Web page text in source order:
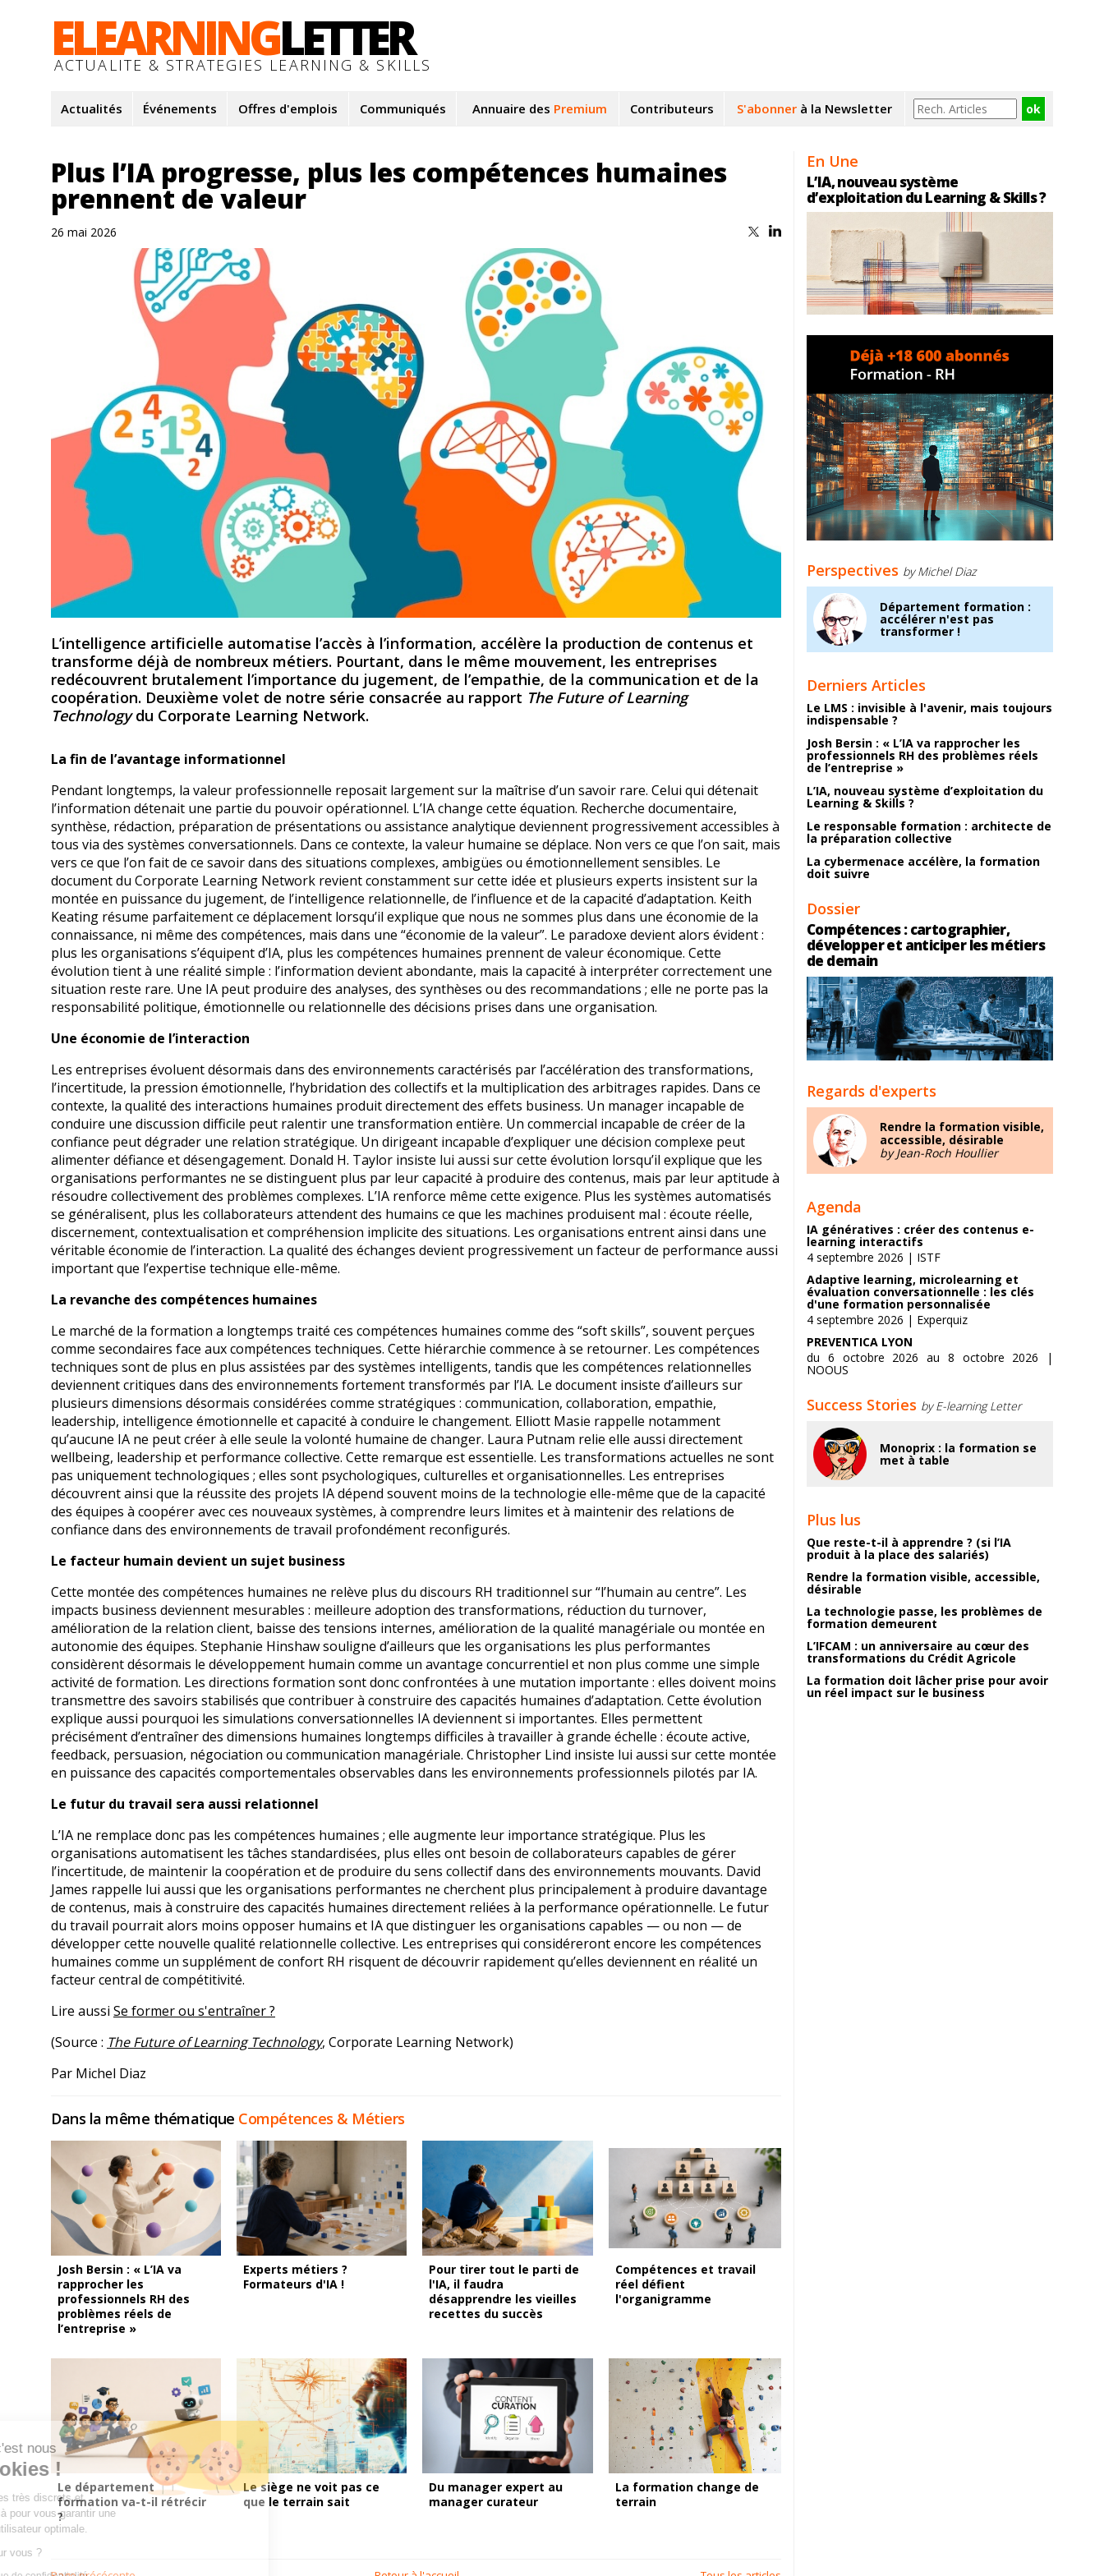
Bonjour, c'est nous
les Cookies !
Nous sommes très discrets et
uniquement là pour vous garantir une
expérience utilisateur optimale.
C'est OK pour vous ?
ELEARNINGLETTER
ACTUALITE & STRATEGIES LEARNING & SKILLS
Actualités Événements Offres d'emplois Communiqués Annuaire des Premium Contributeurs S'abonner à la Newsletter
Plus l’IA progresse, plus les compétences humaines
prennent de valeur
26 mai 2026
L’intelligence artificielle automatise l’accès à l’information, accélère la production de contenus et
transforme déjà de nombreux métiers. Pourtant, dans le même mouvement, les entreprises
redécouvrent brutalement l’importance du jugement, de l’empathie, de la communication et de la
coopération. Deuxième volet de notre série consacrée au rapport The Future of Learning
Technologydu Corporate Learning Network.
La fin de l’avantage informationnel
Pendant longtemps, la valeur professionnelle reposait largement sur la maîtrise d’un savoir rare. Celui qui détenait
l’information détenait une partie du pouvoir opérationnel. L’IA change cette équation. Recherche documentaire,
synthèse, rédaction, préparation de présentations ou assistance analytique deviennent progressivement accessibles à
tous via des systèmes conversationnels. Dans ce contexte, la valeur humaine se déplace. Non vers ce que l’on sait, mais
vers ce que l’on fait de ce savoir dans des situations complexes, ambigües ou émotionnellement sensibles. Le
document du Corporate Learning Network revient constamment sur cette idée et plusieurs experts insistent sur la
montée en puissance du jugement, de l’intelligence relationnelle, de l’influence et de la capacité d’adaptation. Keith
Keating résume parfaitement ce déplacement lorsqu’il explique que nous ne sommes plus dans une économie de la
connaissance, ni même des compétences, mais dans une “économie de la valeur”. Le paradoxe devient alors évident :
plus les organisations s’équipent d’IA, plus les compétences humaines prennent de valeur économique. Cette
évolution tient à une réalité simple : l’information devient abondante, mais la capacité à interpréter correctement une
situation reste rare. Une IA peut produire des analyses, des synthèses ou des recommandations ; elle ne porte pas la
responsabilité politique, émotionnelle ou relationnelle des décisions prises dans une organisation.
Une économie de l’interaction
Les entreprises évoluent désormais dans des environnements caractérisés par l’accélération des transformations,
l’incertitude, la pression émotionnelle, l’hybridation des collectifs et la multiplication des arbitrages rapides. Dans ce
contexte, la qualité des interactions humaines produit directement des effets business. Un manager incapable de
conduire une discussion difficile peut ralentir une transformation entière. Un commercial incapable de créer de la
confiance peut dégrader une relation stratégique. Un dirigeant incapable d’expliquer une décision complexe peut
alimenter défiance et désengagement. Donald H. Taylor insiste lui aussi sur cette évolution lorsqu’il explique que les
organisations performantes ne se distinguent plus par leur capacité à produire des contenus, mais par leur aptitude à
résoudre collectivement des problèmes complexes. L’IA renforce même cette exigence. Plus les systèmes automatisés
se généralisent, plus les collaborateurs attendent des humains ce que les machines produisent mal : écoute réelle,
discernement, contextualisation et compréhension implicite des situations. Les organisations entrent ainsi dans une
véritable économie de l’interaction. La qualité des échanges devient progressivement un facteur de performance aussi
important que l’expertise technique elle-même.
La revanche des compétences humaines
Le marché de la formation a longtemps traité ces compétences humaines comme des “soft skills”, souvent perçues
comme secondaires face aux compétences techniques. Cette hiérarchie commence à se retourner. Les compétences
techniques sont de plus en plus assistées par des systèmes intelligents, tandis que les compétences relationnelles
deviennent critiques dans des environnements fortement transformés par l’IA. Le document insiste d’ailleurs sur
plusieurs dimensions désormais considérées comme stratégiques : communication, collaboration, empathie,
leadership, intelligence émotionnelle et capacité à conduire le changement. Elliott Masie rappelle notamment
qu’aucune IA ne peut créer à elle seule la volonté humaine de changer. Laura Putnam relie elle aussi directement
wellbeing, leadership et performance collective. Cette remarque est essentielle. Les transformations actuelles ne sont
pas uniquement technologiques ; elles sont psychologiques, culturelles et organisationnelles. Les entreprises
découvrent ainsi que la réussite des projets IA dépend souvent moins de la technologie elle-même que de la capacité
des équipes à coopérer avec ces nouveaux systèmes, à comprendre leurs limites et à maintenir des relations de
confiance dans des environnements de travail profondément reconfigurés.
Le facteur humain devient un sujet business
Cette montée des compétences humaines ne relève plus du discours RH traditionnel sur “l’humain au centre”. Les
impacts business deviennent mesurables : meilleure adoption des transformations, réduction du turnover,
amélioration de la relation client, baisse des tensions internes, amélioration de la qualité managériale ou montée en
autonomie des équipes. Stephanie Hinshaw souligne d’ailleurs que les organisations les plus performantes
considèrent désormais le développement humain comme un avantage concurrentiel et non plus comme une simple
activité de formation. Les directions formation sont donc confrontées à une mutation importante : elles doivent moins
transmettre des savoirs stabilisés que contribuer à construire des capacités humaines d’adaptation. Cette évolution
explique aussi pourquoi les simulations conversationnelles IA deviennent si importantes. Elles permettent
précisément d’entraîner des dimensions humaines longtemps difficiles à travailler à grande échelle : écoute active,
feedback, persuasion, négociation ou communication managériale. Christopher Lind insiste lui aussi sur cette montée
en puissance des capacités comportementales observables dans les environnements professionnels pilotés par IA.
Le futur du travail sera aussi relationnel
L’IA ne remplace donc pas les compétences humaines ; elle augmente leur importance stratégique. Plus les
organisations automatisent les tâches standardisées, plus elles ont besoin de collaborateurs capables de gérer
l’incertitude, de maintenir la coopération et de produire du sens collectif dans des environnements mouvants. David
James rappelle lui aussi que les organisations performantes ne cherchent plus principalement à produire davantage
de contenus, mais à construire des capacités humaines directement reliées à la performance opérationnelle. Le futur
du travail pourrait alors moins opposer humains et IA que distinguer les organisations capables — ou non — de
développer cette nouvelle qualité relationnelle collective. Les entreprises qui considéreront encore les compétences
humaines comme un supplément de confort RH risquent de découvrir rapidement qu’elles deviennent en réalité un
facteur central de compétitivité.
Lire aussi Se former ou s'entraîner ?
(Source : The Future of Learning Technology, Corporate Learning Network)
Par Michel Diaz
Dans la même thématique Compétences & Métiers
Josh Bersin : « L’IA va
rapprocher les
professionnels RH des
problèmes réels de
l’entreprise »
Experts métiers ?
Formateurs d'IA !
Pour tirer tout le parti de
l'IA, il faudra
désapprendre les vieilles
recettes du succès
Compétences et travail
réel défient
l'organigramme
Le département
formation va-t-il rétrécir
?
Le siège ne voit pas ce
que le terrain sait
Du manager expert au
manager curateur
La formation change de
terrain
En Une
L’IA, nouveau système
d’exploitation du Learning & Skills ?
Perspectives by Michel Diaz
Département formation :
accélérer n'est pas
transformer !
Derniers Articles
Le LMS : invisible à l'avenir, mais toujours
indispensable ?
Josh Bersin : « L’IA va rapprocher les
professionnels RH des problèmes réels
de l’entreprise »
L’IA, nouveau système d’exploitation du
Learning & Skills ?
Le responsable formation : architecte de
la préparation collective
La cybermenace accélère, la formation
doit suivre
Dossier
Compétences : cartographier,
développer et anticiper les métiers
de demain
Regards d'experts
Rendre la formation visible,
accessible, désirable
by Jean-Roch Houllier
Agenda
IA génératives : créer des contenus e-
learning interactifs
4 septembre 2026 | ISTF
Adaptive learning, microlearning et
évaluation conversationnelle : les clés
d'une formation personnalisée
4 septembre 2026 | Experquiz
PREVENTICA LYON
du 6 octobre 2026 au 8 octobre 2026 |
NOOUS
Success Stories by E-learning Letter
Monoprix : la formation se
met à table
Plus lus
Que reste-t-il à apprendre ? (si l’IA
produit à la place des salariés)
Rendre la formation visible, accessible,
désirable
La technologie passe, les problèmes de
formation demeurent
L’IFCAM : un anniversaire au cœur des
transformations du Crédit Agricole
La formation doit lâcher prise pour avoir
un réel impact sur le business